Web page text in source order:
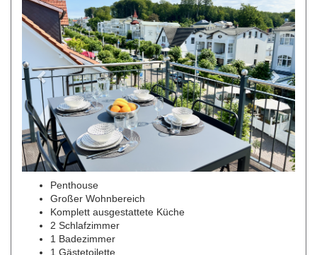
Penthouse
Großer Wohnbereich
Komplett ausgestattete Küche
2 Schlafzimmer
1 Badezimmer
1 Gästetoilette